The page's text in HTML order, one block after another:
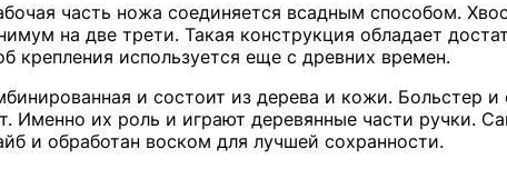
часть ножа соединяется всадным способом.
на две трети. Такая конструкция обладает
крепления используется еще с древних времен.
и состоит из дерева и кожи. Больстер и
Именно их роль и играют деревянные части ручки.
и обработан воском для лучшей сохранности.